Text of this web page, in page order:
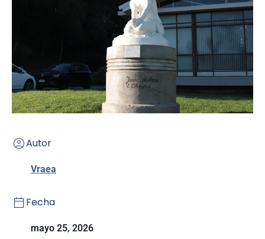
Autor
Vraea
Fecha
mayo 25, 2026